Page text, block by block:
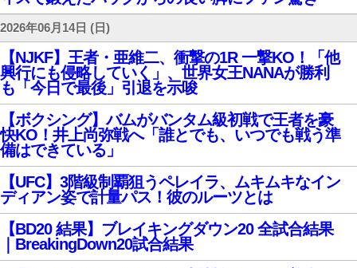
2026年06月14日 (日)
【NJKF】王者・亜維二、衝撃の1R 一撃KO！「他
興行にも侵略していく」、世界女王NANAが勝利
も「今日で最後」引退を示唆
【ボクシング】バムがバンタム級初戦で王者を豪
快KO！井上尚弥戦へ「誰とでも、いつでも戦う準
備はできている」
【UFC】3階級制覇狙うペレイラ、ムキムキなイン
ディアン姿で計量パス！彼のルーツとは
【BD20 結果】ブレイキングダウン20 全試合結果
｜BreakingDown20試合結果